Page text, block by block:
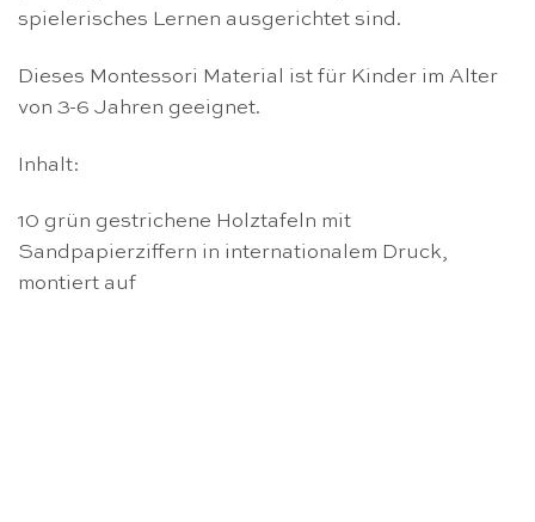
spielerisches Lernen ausgerichtet sind.
Dieses Montessori Material ist für Kinder im Alter
von 3-6 Jahren geeignet.
Inhalt:
10 grün gestrichene Holztafeln mit
Sandpapierziffern in internationalem Druck,
montiert auf